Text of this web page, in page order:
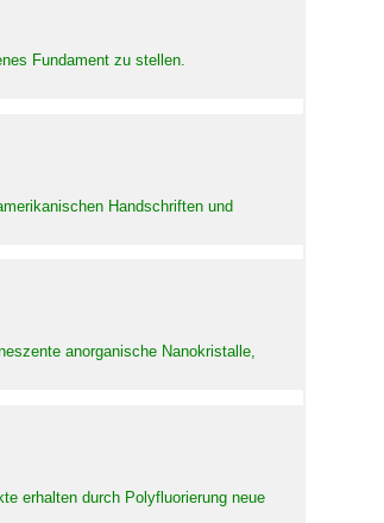
Fundament zu stellen.
Handschriften und
anorganische Nanokristalle,
erhalten durch Polyfluorierung neue